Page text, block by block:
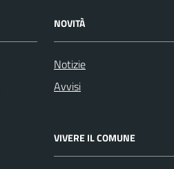
NOVITÀ
Notizie
Avvisi
VIVERE IL COMUNE